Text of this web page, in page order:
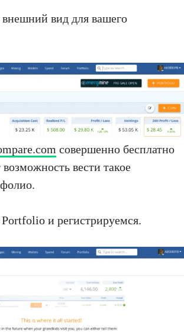
вид для вашего
совершенно бесплатно
возможность вести такое
и регистрируемся.